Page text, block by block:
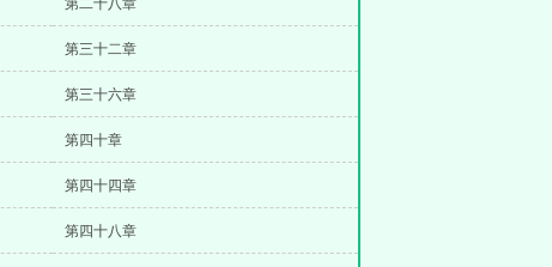
第二十八章
第三十二章
第三十六章
第四十章
第四十四章
第四十八章